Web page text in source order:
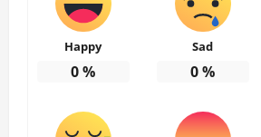
Happy
0%
Sad
0%